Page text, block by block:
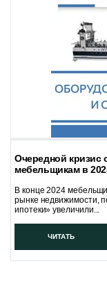
Очередной кризис
мебельщикам в
В конце 2024
рынке недвижимости,
ипотеки» увеличили...
ЧИТАТЬ